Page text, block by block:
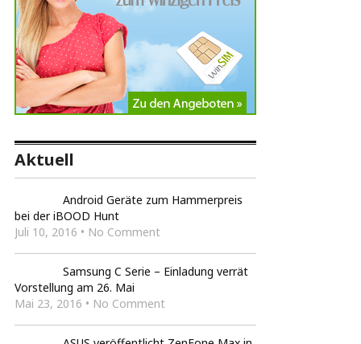
Aktuell
Android Geräte zum Hammerpreis
bei der iBOOD Hunt
Juli 10, 2016 • No Comment
Samsung C Serie – Einladung verrät
Vorstellung am 26. Mai
Mai 23, 2016 • No Comment